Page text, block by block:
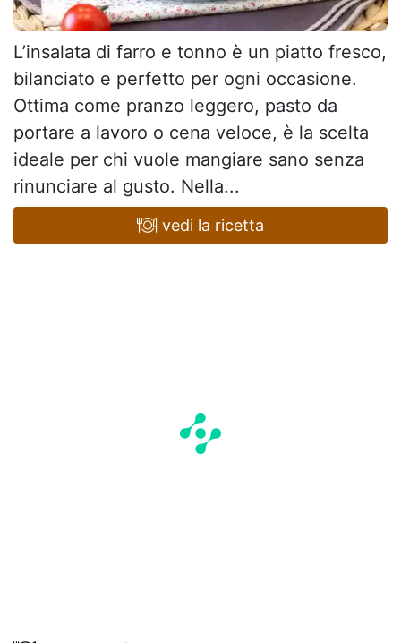
L’insalata di farro e tonno è un piatto fresco,
bilanciato e perfetto per ogni occasione.
Ottima come pranzo leggero, pasto da
portare a lavoro o cena veloce, è la scelta
ideale per chi vuole mangiare sano senza
rinunciare al gusto. Nella...
vedi la ricetta